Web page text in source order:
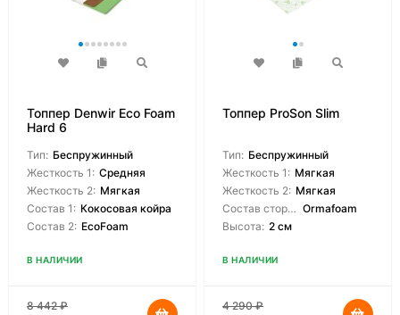
Топпер Denwir Eco Foam
Hard 6
Тип: Беспружинный
Жесткость 1: Средняя
Жесткость 2: Мягкая
Состав 1: Кокосовая койра
Состав 2: EcoFoam
В НАЛИЧИИ
8 442₽
Топпер ProSon Slim
Тип: Беспружинный
Жесткость 1: Мягкая
Жесткость 2: Мягкая
Состав сторон: Ormafoam
Высота: 2 см
В НАЛИЧИИ
4 290₽